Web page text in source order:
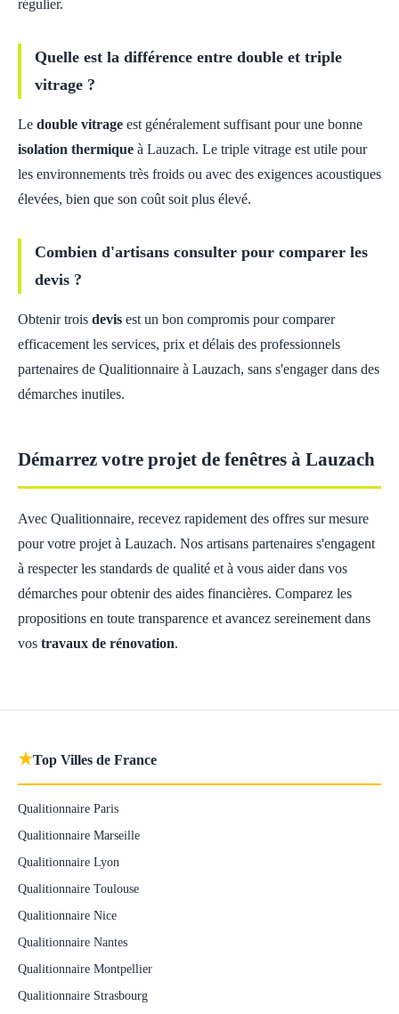
régulier.
Quelle est la différence entre double et triple
vitrage ?
Le double vitrage est généralement suffisant pour une bonne
isolation thermique à Lauzach. Le triple vitrage est utile pour
les environnements très froids ou avec des exigences acoustiques
élevées, bien que son coût soit plus élevé.
Combien d'artisans consulter pour comparer les
devis ?
Obtenir trois devis est un bon compromis pour comparer
efficacement les services, prix et délais des professionnels
partenaires de Qualitionnaire à Lauzach, sans s'engager dans des
démarches inutiles.
Démarrez votre projet de fenêtres à Lauzach
Avec Qualitionnaire, recevez rapidement des offres sur mesure
pour votre projet à Lauzach. Nos artisans partenaires s'engagent
à respecter les standards de qualité et à vous aider dans vos
démarches pour obtenir des aides financières. Comparez les
propositions en toute transparence et avancez sereinement dans
vos travaux de rénovation.
★Top Villes de France
Qualitionnaire Paris
Qualitionnaire Marseille
Qualitionnaire Lyon
Qualitionnaire Toulouse
Qualitionnaire Nice
Qualitionnaire Nantes
Qualitionnaire Montpellier
Qualitionnaire Strasbourg